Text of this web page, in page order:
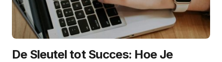
De Sleutel tot Succes: Hoe Je